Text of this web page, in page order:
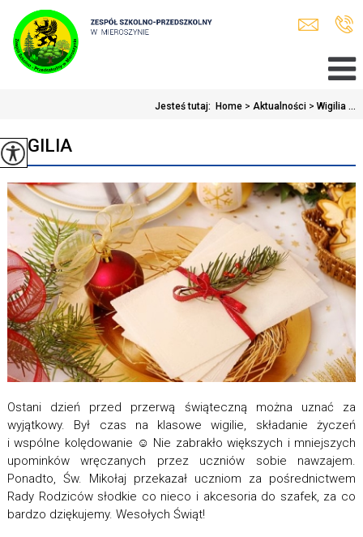
Jesteś tutaj: Home > Aktualności > Wigilia ...
WIGILIA
Ostani dzień przed przerwą świąteczną można uznać za
wyjątkowy. Był czas na klasowe wigilie, składanie życzeń
i wspólne kolędowanie ☺️ Nie zabrakło większych i mniejszych
upominków wręczanych przez uczniów sobie nawzajem.
Ponadto, Św. Mikołaj przekazał uczniom za pośrednictwem
Rady Rodziców słodkie co nieco i akcesoria do szafek, za co
bardzo dziękujemy. Wesołych Świąt!